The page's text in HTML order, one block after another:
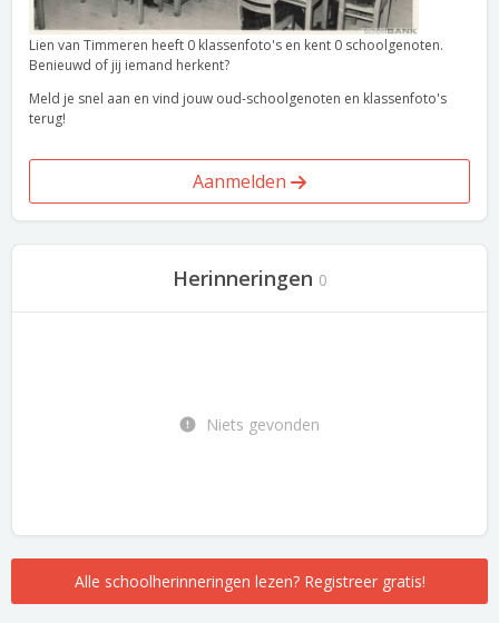
Lien van Timmeren heeft 0 klassenfoto's en kent 0 schoolgenoten.
Benieuwd of jij iemand herkent?
Meld je snel aan en vind jouw oud-schoolgenoten en klassenfoto's
terug!
Aanmelden
Herinneringen 0
Niets gevonden
Alle schoolherinneringen lezen? Registreer gratis!